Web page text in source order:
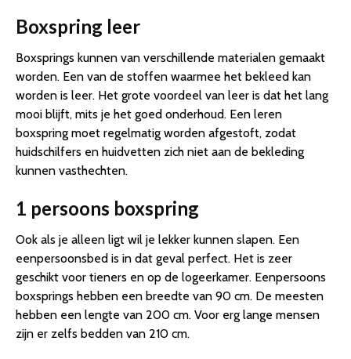
Boxspring leer
Boxsprings kunnen van verschillende materialen gemaakt
worden. Een van de stoffen waarmee het bekleed kan
worden is leer. Het grote voordeel van leer is dat het lang
mooi blijft, mits je het goed onderhoud. Een leren
boxspring moet regelmatig worden afgestoft, zodat
huidschilfers en huidvetten zich niet aan de bekleding
kunnen vasthechten.
1 persoons boxspring
Ook als je alleen ligt wil je lekker kunnen slapen. Een
eenpersoonsbed is in dat geval perfect. Het is zeer
geschikt voor tieners en op de logeerkamer. Eenpersoons
boxsprings hebben een breedte van 90 cm. De meesten
hebben een lengte van 200 cm. Voor erg lange mensen
zijn er zelfs bedden van 210 cm.